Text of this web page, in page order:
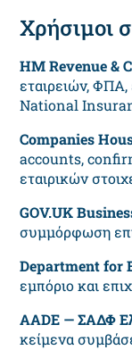
Χρήσιμοι
HM Revenue &
εταιρειών,
National
Companies
accounts,
εταιρικών
GOV.UK
συμμόρφωση
Department for
εμπόριο και
AADE — ΣΑΔΦ
κείμενα